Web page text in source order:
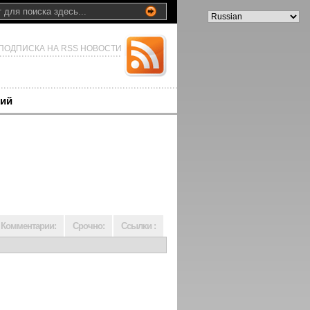
НА RSS НОВОСТИ
Комментарии: Срочно: Ссылки :